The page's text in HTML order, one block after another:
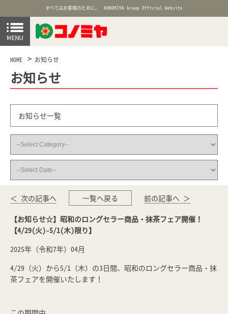
すべてはお客様のために。 KONOMIYA Group Official Website
HOME お知らせ
お知らせ
お知らせ一覧
＜ 次の記事へ 一覧へ戻る 前の記事へ ＞
【お知らせ☆】昭和のロングセラー商品・抹茶フェア開催！
【4/29(火)-5/1(木)限り】
2025年（令和7年）04月
4/29（火）から5/1（木）の3日間、昭和のロングセラー商品・抹
茶フェアを開催いたします！